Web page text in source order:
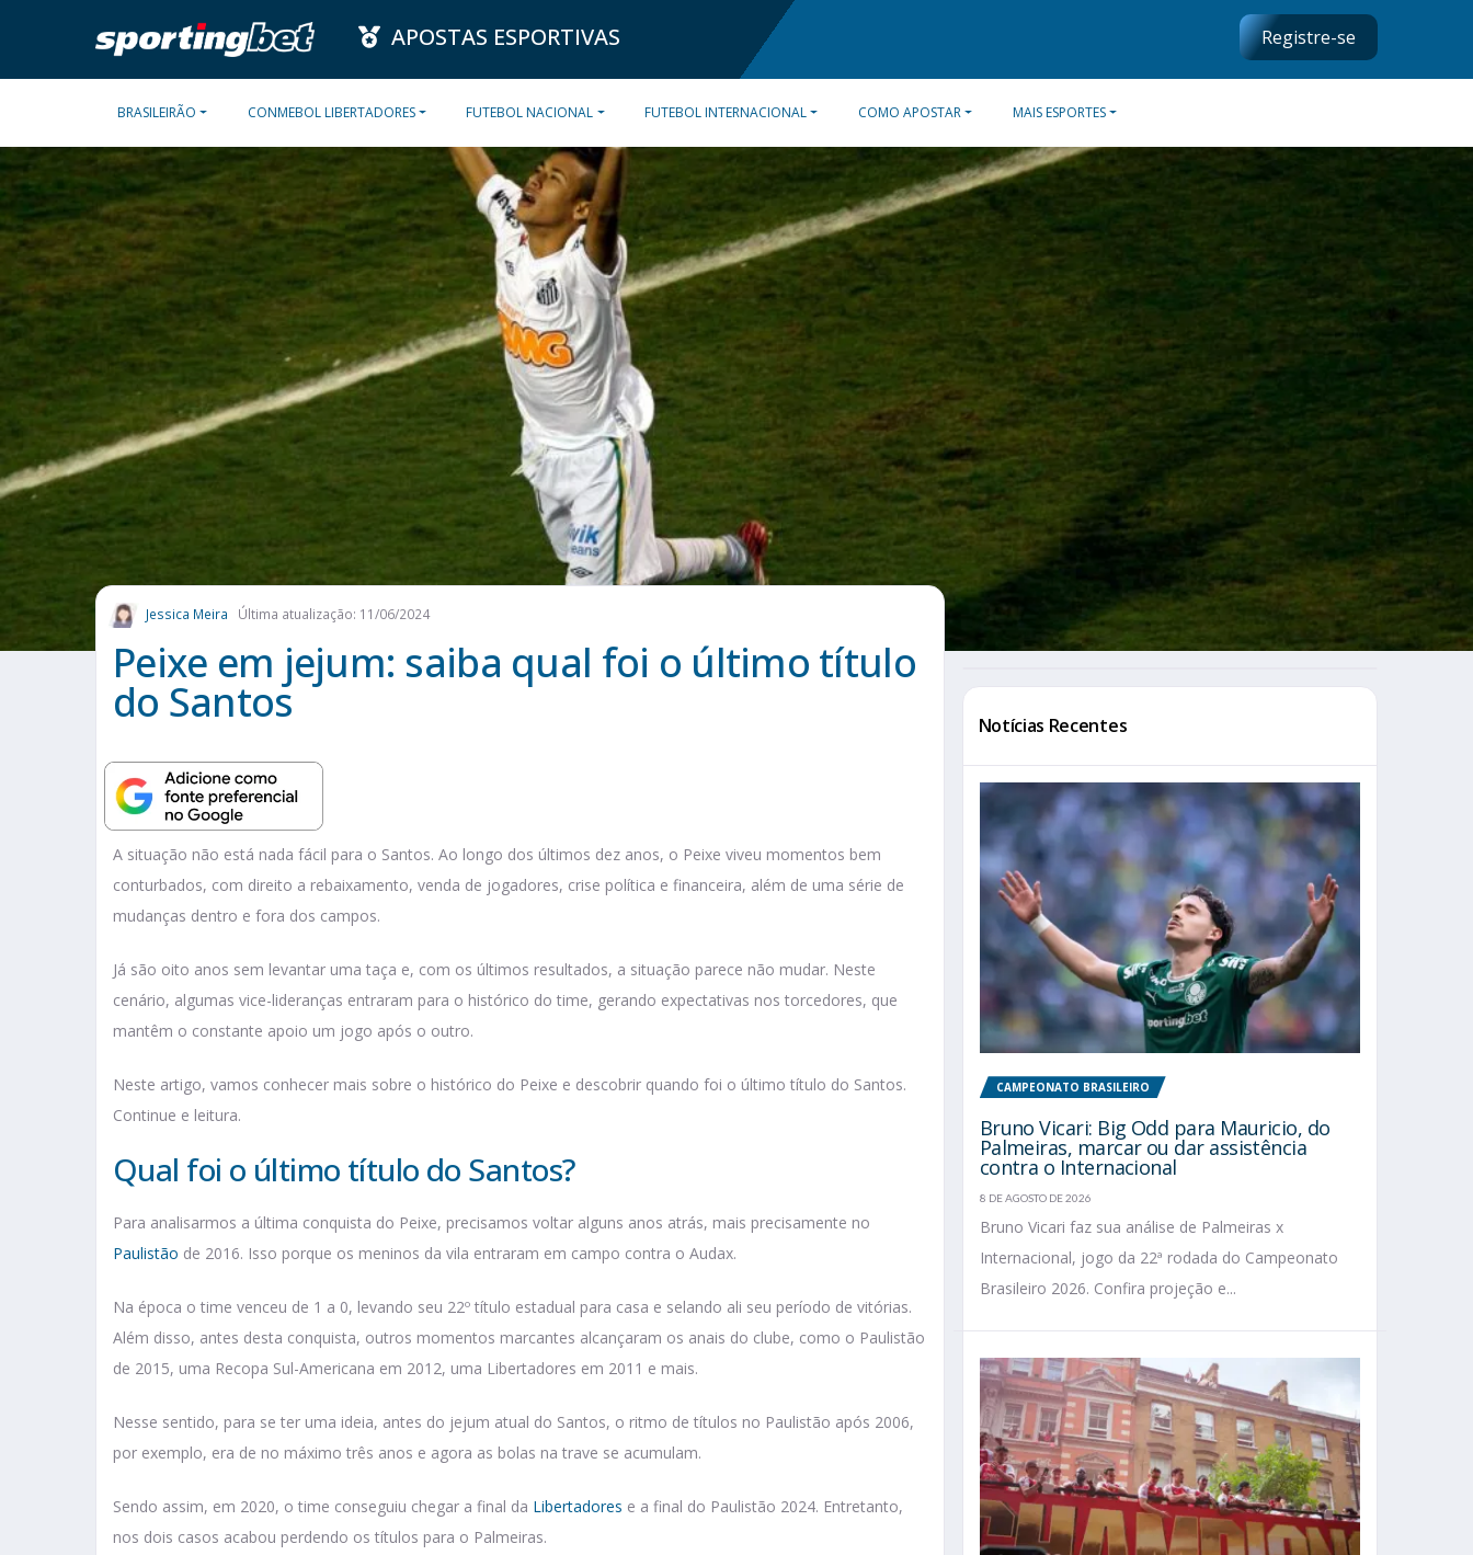
APOSTAS ESPORTIVAS Registre-se
BRASILEIRÃO CONMEBOL LIBERTADORES FUTEBOL NACIONAL FUTEBOL INTERNACIONAL COMO APOSTAR MAIS ESPORTES
Jessica Meira Última atualização: 11/06/2024
Peixe em jejum: saiba qual foi o último título
do Santos
A situação não está nada fácil para o Santos. Ao longo dos últimos dez anos, o Peixe viveu momentos bem
conturbados, com direito a rebaixamento, venda de jogadores, crise política e financeira, além de uma série de
mudanças dentro e fora dos campos.
Já são oito anos sem levantar uma taça e, com os últimos resultados, a situação parece não mudar. Neste
cenário, algumas vice-lideranças entraram para o histórico do time, gerando expectativas nos torcedores, que
mantêm o constante apoio um jogo após o outro.
Neste artigo, vamos conhecer mais sobre o histórico do Peixe e descobrir quando foi o último título do Santos.
Continue e leitura.
Qual foi o último título do Santos?
Para analisarmos a última conquista do Peixe, precisamos voltar alguns anos atrás, mais precisamente no
Paulistão de 2016. Isso porque os meninos da vila entraram em campo contra o Audax.
Na época o time venceu de 1 a 0, levando seu 22º título estadual para casa e selando ali seu período de vitórias.
Além disso, antes desta conquista, outros momentos marcantes alcançaram os anais do clube, como o Paulistão
de 2015, uma Recopa Sul-Americana em 2012, uma Libertadores em 2011 e mais.
Nesse sentido, para se ter uma ideia, antes do jejum atual do Santos, o ritmo de títulos no Paulistão após 2006,
por exemplo, era de no máximo três anos e agora as bolas na trave se acumulam.
Sendo assim, em 2020, o time conseguiu chegar a final da Libertadores e a final do Paulistão 2024. Entretanto,
nos dois casos acabou perdendo os títulos para o Palmeiras.
Notícias Recentes
CAMPEONATO BRASILEIRO
Bruno Vicari: Big Odd para Mauricio, do
Palmeiras, marcar ou dar assistência
contra o Internacional
8 DE AGOSTO DE 2026
Bruno Vicari faz sua análise de Palmeiras x
Internacional, jogo da 22ª rodada do Campeonato
Brasileiro 2026. Confira projeção e...